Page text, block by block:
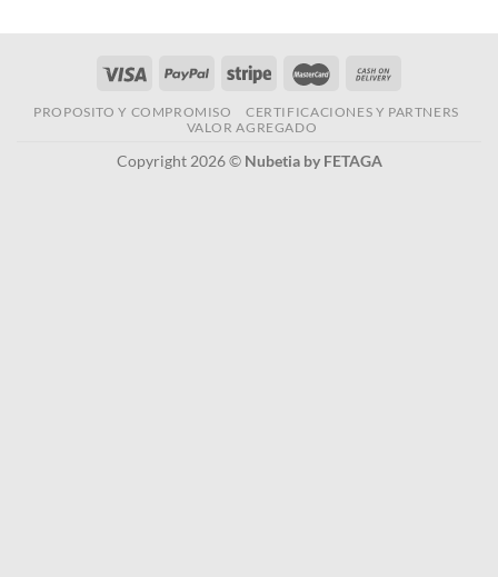
PROPOSITO Y COMPROMISO
CERTIFICACIONES Y PARTNERS
VALOR AGREGADO
Copyright 2026 © Nubetia by FETAGA